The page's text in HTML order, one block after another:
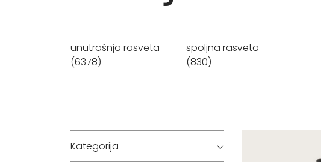
unutrašnja rasveta
(6378)
spoljna rasveta
(830)
Kategorija